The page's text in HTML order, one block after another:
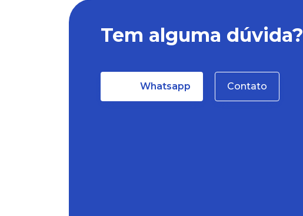
Tem alguma dúvida?
Whatsapp Contato